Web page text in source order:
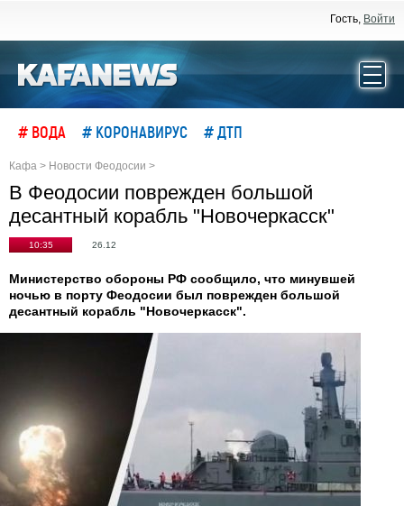
Гость, Войти
# ВОДА # КОРОНАВИРУС # ДТП
Кафа > Новости Феодосии >
В Феодосии поврежден большой
десантный корабль "Новочеркасск"
10:35 26.12
Министерство обороны РФ сообщило, что минувшей
ночью в порту Феодосии был поврежден большой
десантный корабль "Новочеркасск".